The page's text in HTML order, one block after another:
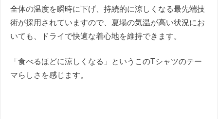
全体の温度を瞬時に下げ、持続的に涼しくなる最先端技
術が採用されていますので、夏場の気温が高い状況にお
いても、ドライで快適な着心地を維持できます。
「食べるほどに涼しくなる」というこのTシャツのテー
マらしさを感じます。